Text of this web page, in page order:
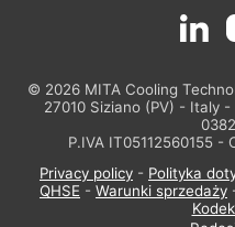
© 2026 MITA Cooling
27010 Siziano (PV) - Italy
P.IVA IT05112560155 -
Privacy policy - Polityka
QHSE - Warunki sprzedaży